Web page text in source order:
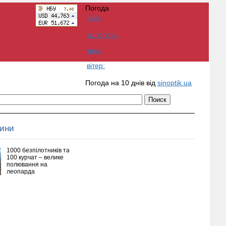
Погода
Київ
вологість:
тиск:
вітер:
Погода на 10 днів від sinoptik.ua
1000 безпілотників та
100 курчат – велике
полювання на
леопарда